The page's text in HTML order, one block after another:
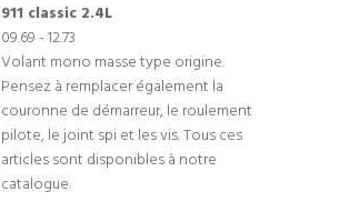
911 classic 2.4L
09.69 - 12.73
Volant mono masse type origine.
Pensez à remplacer également la
couronne de démarreur, le roulement
pilote, le joint spi et les vis. Tous ces
articles sont disponibles à notre
catalogue.